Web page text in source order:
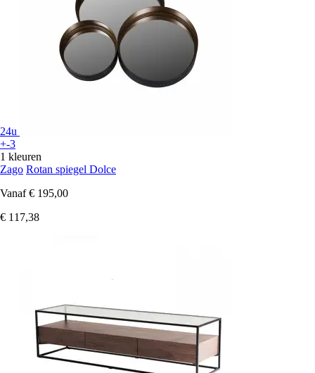
24u
+-3
1 kleuren
Zago Rotan spiegel Dolce
Vanaf € 195,00
€ 117,38